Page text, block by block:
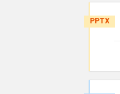
PPTX